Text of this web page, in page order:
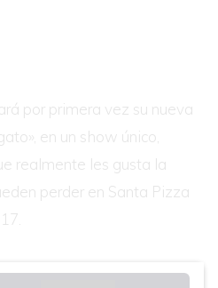
por primera vez su nueva
en un show único,
realmente les gusta la
perder en Santa Pizza